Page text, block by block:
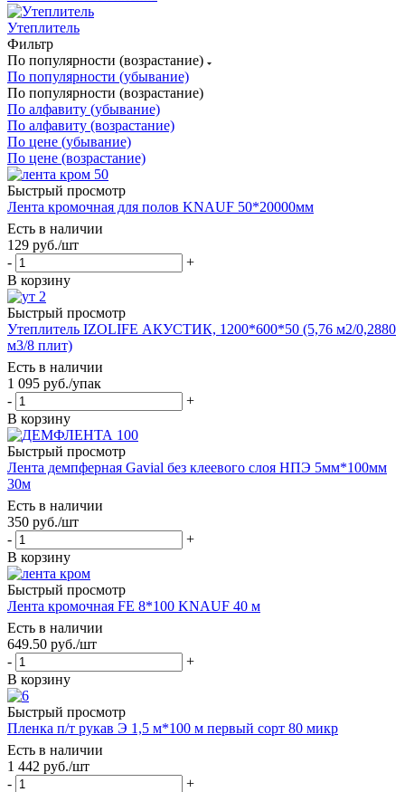
Утеплитель
Фильтр
По популярности (возрастание)
По популярности (убывание)
По популярности (возрастание)
По алфавиту (убывание)
По алфавиту (возрастание)
По цене (убывание)
По цене (возрастание)
Быстрый просмотр
Лента кромочная для полов KNAUF 50*20000мм
Есть в наличии
129 руб./шт
-
+
В корзину
Быстрый просмотр
Утеплитель IZOLIFE АКУСТИК, 1200*600*50 (5,76 м2/0,2880
м3/8 плит)
Есть в наличии
1 095 руб./упак
-
+
В корзину
Быстрый просмотр
Лента демпферная Gavial без клеевого слоя НПЭ 5мм*100мм
30м
Есть в наличии
350 руб./шт
-
+
В корзину
Быстрый просмотр
Лента кромочная FE 8*100 KNAUF 40 м
Есть в наличии
649.50 руб./шт
-
+
В корзину
Быстрый просмотр
Пленка п/т рукав Э 1,5 м*100 м первый сорт 80 микр
Есть в наличии
1 442 руб./шт
-
+